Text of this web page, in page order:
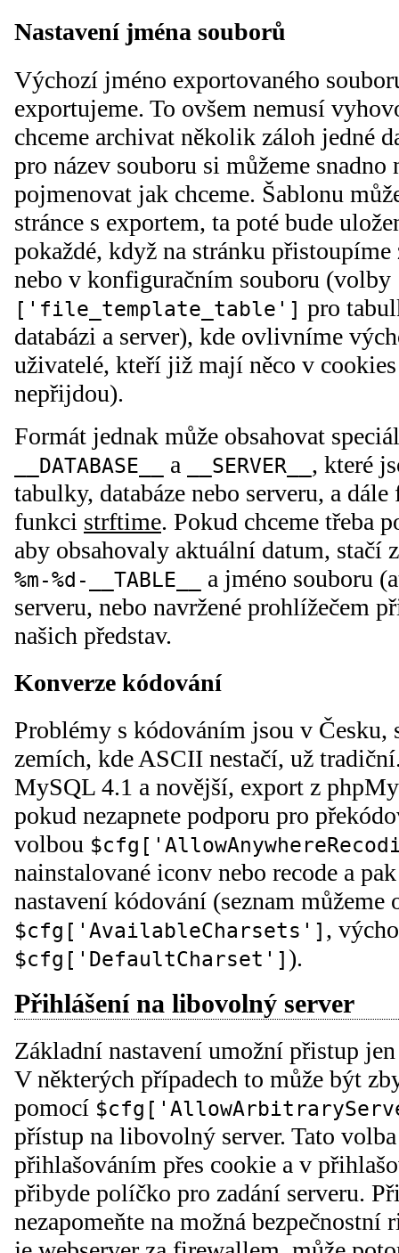
Nastavení jména souborů
Výchozí jméno exportovaného
exportujeme. To ovšem nemusí
chceme archivat několik záloh jedné
pro název souboru si můžeme snadno
pojmenovat jak chceme. Šablonu
stránce s exportem, ta poté bude
pokaždé, když na stránku přistoupíme
nebo v konfiguračním souboru (volby
['file_template_table'] pro
databázi a server), kde ovlivníme
uživatelé, kteří již mají něco v
nepřijdou).
Formát jednak může obsahovat
__DATABASE__ a __SERVER__ , které
tabulky, databáze nebo serveru, a
funkci strftime. Pokud chceme třeba
aby obsahovaly aktuální datum, stačí
%m-%d-__TABLE__
a jméno souboru
serveru, nebo navržené prohlížečem
našich představ.
Konverze kódování
Problémy s kódováním jsou v Česku,
zemích, kde ASCII nestačí, už
MySQL 4.1 a novější, export z
pokud nezapnete podporu pro
volbou
nainstalované iconv nebo recode a
nastavení kódování (seznam
$cfg['AvailableCharsets'] ,
$cfg['DefaultCharset'] ).
Přihlášení na libovolný server
Základní nastavení umožní přistup
V některých případech to může být
pomocí
přístup na libovolný server. Tato
přihlašováním přes cookie a v
přibyde políčko pro zadání serveru.
nezapomeňte na možná